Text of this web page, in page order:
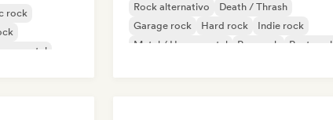
rock
metal
Rock alternativo
Death / Thrash
Garage rock
Hard rock
Indie rock
Metal / Heavy metal
Pop rock Post punk